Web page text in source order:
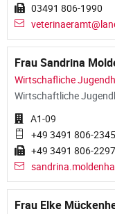
03491 806-1990
Frau Sandrina
Wirtschafliche
Wirtschaftliche
A1-09
+49 3491 806-2345
+49 3491 806-2297
Frau Elke